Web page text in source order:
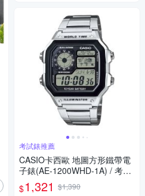
考試錶推薦
CASIO卡西歐 地圖方形鐵帶電
子錶(AE-1200WHD-1A) / 考試
錶
$1,321 $1,390